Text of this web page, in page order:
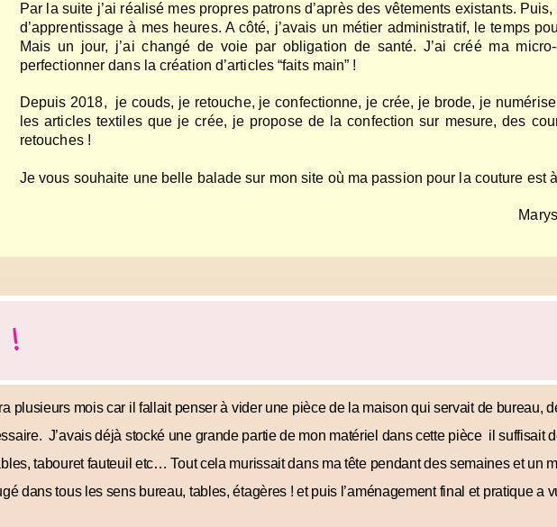
Par la suite j’ai réalisé mes propres patrons d’après des vêtements existants.
d’apprentissage à mes heures. A côté, j’avais un métier administratif, le temps
Mais un jour, j’ai changé de voie par obligation de santé. J’ai créé ma
perfectionner dans la création d’articles “faits main” !
Depuis 2018, je couds, je retouche, je confectionne, je crée, je brode, je
les articles textiles que je crée, je propose de la confection sur mesure, des
retouches !
Je vous souhaite une belle balade sur mon site où ma passion pour la couture est à
!
plusieurs mois car il fallait penser à vider une pièce de la maison qui servait de bureau,
J’avais déjà stocké une grande partie de mon matériel dans cette pièce il suffisait
tabouret fauteuil etc… Tout cela murissait dans ma tête pendant des semaines et un
dans tous les sens bureau, tables, étagères ! et puis l’aménagement final et pratique a